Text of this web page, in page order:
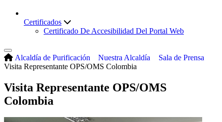
Certificados
Certificado De Accesibilidad Del Portal Web
Alcaldía de Purificación Nuestra Alcaldía
Sala de Prensa
Visita Representante OPS/OMS Colombia
Visita Representante OPS/OMS
Colombia